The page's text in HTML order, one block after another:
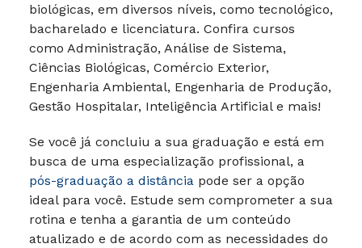
biológicas, em diversos níveis, como tecnológico,
bacharelado e licenciatura. Confira cursos
como Administração, Análise de Sistema,
Ciências Biológicas, Comércio Exterior,
Engenharia Ambiental, Engenharia de Produção,
Gestão Hospitalar, Inteligência Artificial e mais!
Se você já concluiu a sua graduação e está em
busca de uma especialização profissional, a
pós-graduação a distância pode ser a opção
ideal para você. Estude sem comprometer a sua
rotina e tenha a garantia de um conteúdo
atualizado e de acordo com as necessidades do